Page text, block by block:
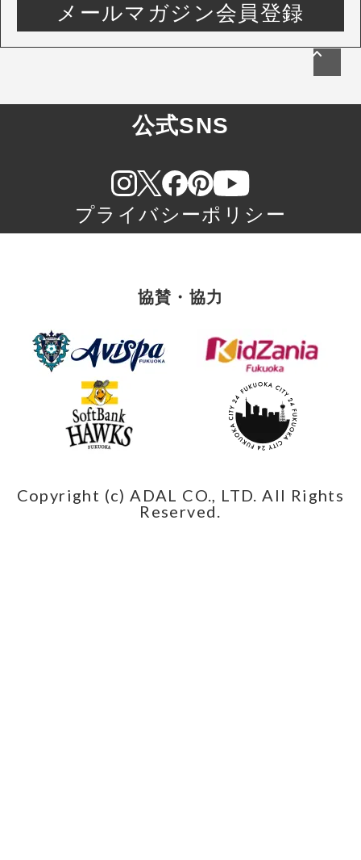
メールマガジン会員登録
公式SNS
プライバシーポリシー
協賛・協力
Copyright (c) ADAL CO., LTD. All Rights
Reserved.